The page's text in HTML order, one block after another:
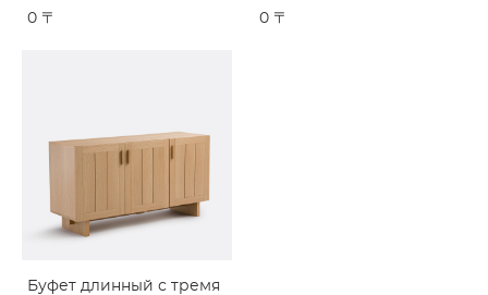
0 〒
0 〒
Буфет длинный с тремя